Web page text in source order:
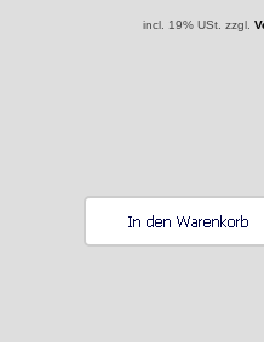
incl. 19% USt. zzgl.